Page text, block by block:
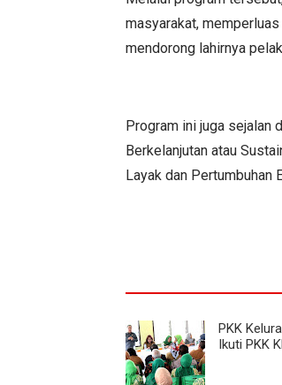
masyarakat,
mendorong lahirnya
Program ini juga sejalan
Berkelanjutan atau
Layak dan Pertumbuhan
PKK
Ikuti PKK